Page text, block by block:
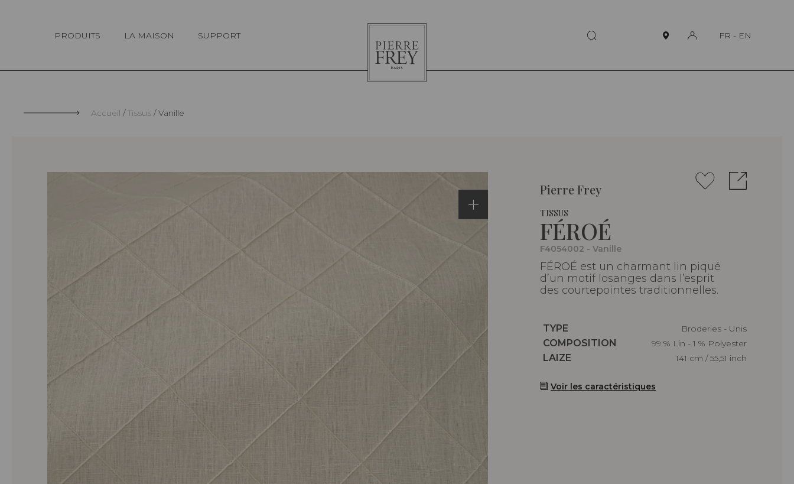
PRODUITS LA MAISON SUPPORT
Pierre
Frey
FR - EN
Accueil Tissus Vanille
Pierre Frey
TISSUS
FÉROÉ
F4054002 - Vanille
FÉROÉ est un charmant lin piqué
d’un motif losanges dans l’esprit
des courtepointes traditionnelles.
Caractéristiques
TYPE
Broderies - Unis
Caractéristiques
COMPOSITION
99 % Lin - 1 % Polyester
Caractéristiques
LAIZE 141 cm / 55,51 inch
Voir les caractéristiques